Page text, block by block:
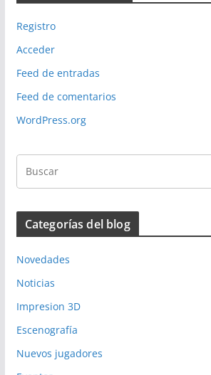
Registro
Acceder
Feed de entradas
Feed de comentarios
WordPress.org
Categorías del blog
Novedades
Noticias
Impresion 3D
Escenografía
Nuevos jugadores